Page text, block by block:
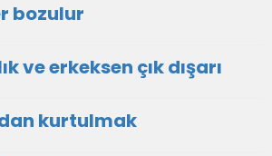
bozulur
ve erkeksen çık dışarı
kurtulmak